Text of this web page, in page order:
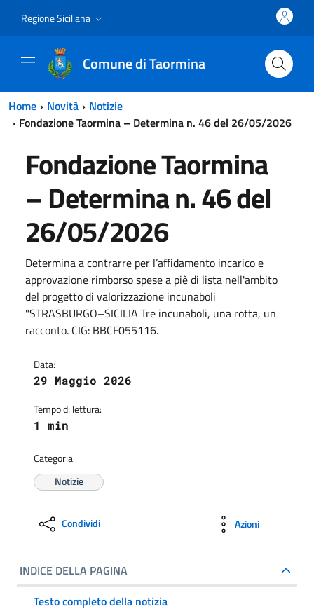
Regione Siciliana
Comune di Taormina
Home Novità
Notizie
Fondazione Taormina – Determina n. 46 del 26/05/2026
Fondazione Taormina
– Determina n. 46 del
26/05/2026
Determina a contrarre per l’affidamento incarico e
approvazione rimborso spese a piè di lista nell'ambito
del progetto di valorizzazione incunaboli
"STRASBURGO–SICILIA Tre incunaboli, una rotta, un
racconto. CIG: BBCF055116.
Data:
29 Maggio 2026
Tempo di lettura:
1 min
Categoria
Notizie
Condividi Azioni
INDICE DELLA PAGINA
Testo completo della notizia